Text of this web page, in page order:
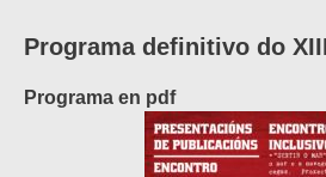
Programa definitivo do
Programa en pdf